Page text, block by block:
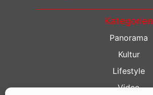
Kategorien
Panorama
Kultur
Lifestyle
Video